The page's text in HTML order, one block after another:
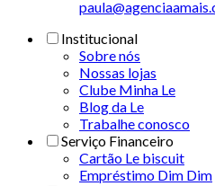
Institucional
Sobre nós
Nossas lojas
Clube Minha Le
Blog da Le
Trabalhe conosco
Serviço Financeiro
Cartão Le biscuit
Empréstimo Dim Dim